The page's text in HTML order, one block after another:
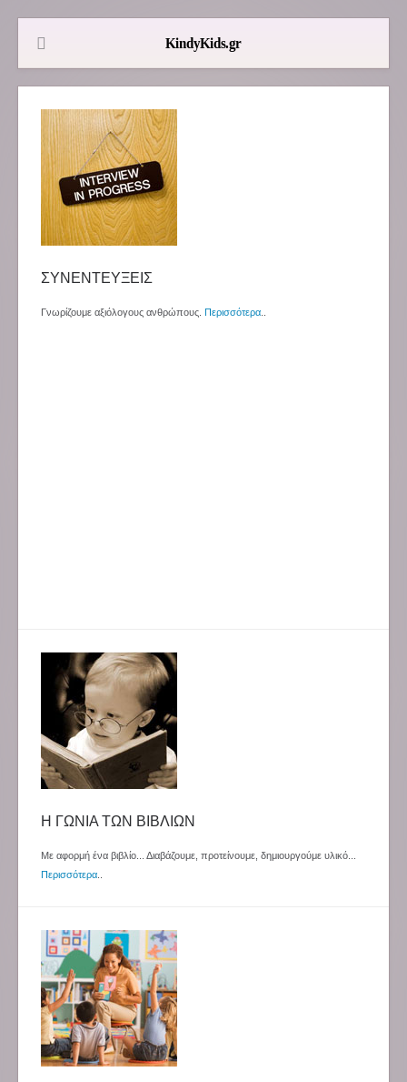
ΣΥΝΕΝΤΕΥΞΕΙΣ
Γνωρίζουμε αξιόλογους ανθρώπους. Περισσότερα
Η ΓΩΝΙΑ ΤΩΝ ΒΙΒΛΙΩΝ
Με αφορμή ένα βιβλίο... Διαβάζουμε, προτείνουμε, δημιουργούμε υλικό...
Περισσότερα